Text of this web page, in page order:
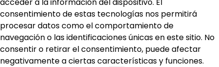
consentimiento de estas tecnologías nos permitirá
procesar datos como el comportamiento de
navegación o las identificaciones únicas en este sitio. No
consentir o retirar el consentimiento, puede afectar
negativamente a ciertas características y funciones.